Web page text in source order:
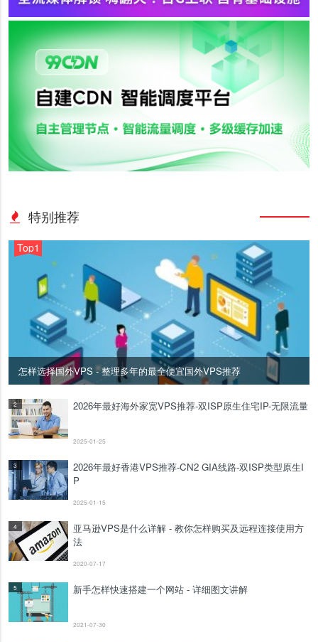
特别推荐
Top1
怎样选择国外VPS - 整理多年的最全便宜国外VPS推荐
2 2026年最好海外家宽VPS推荐-双ISP原生住宅IP-无限流量
2025-01-25
3
2026年最好香港VPS推荐-CN2 GIA线路-双ISP类型原生I
P
2025-01-15
4
亚马逊VPS是什么详解 - 教你怎样购买及远程连接使用方
法
2020-07-17
5 新手怎样快速搭建一个网站 - 详细图文讲解
2021-07-30